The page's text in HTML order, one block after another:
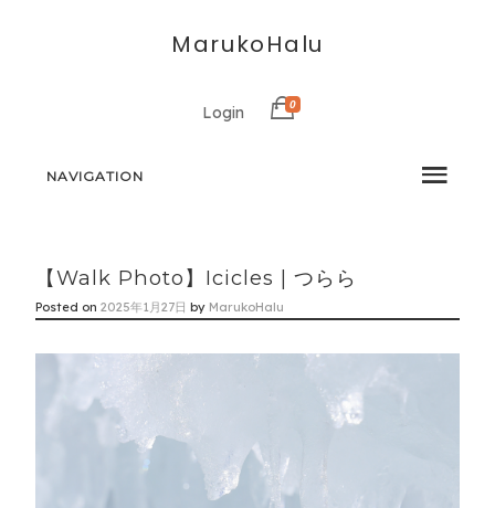
MarukoHalu
Login 0
NAVIGATION
【Walk Photo】Icicles | つらら
Posted on2025年1月27日 by MarukoHalu